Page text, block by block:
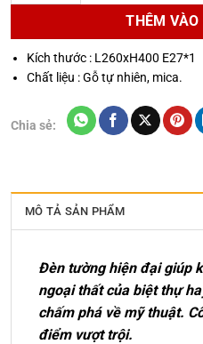
THÊM VÀO
Kích thước : L260xH400 E27*1
Chất liệu : Gỗ tự nhiên, mica.
Chia sẻ:
MÔ TẢ SẢN PHẨM
Đèn tường hiện đại giúp
ngoại thất của biệt thự
chấm phá về mỹ thuật.
điểm vượt trội.